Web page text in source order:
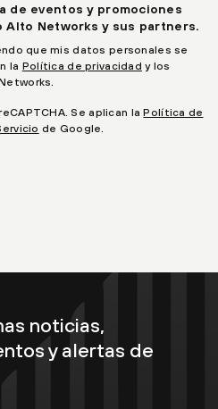
de eventos y promociones
Alto Networks y sus partners.
que mis datos personales se
la Política de privacidad y los
Se aplican laPolítica de
de Google.
noticias,
y alertas de